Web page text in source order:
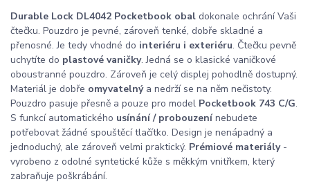
Durable Lock DL4042 Pocketbook obal dokonale ochrání Vaši
čtečku. Pouzdro je pevné, zároveň tenké, dobře skladné a
přenosné. Je tedy vhodné do interiéru i exteriéru. Čtečku pevně
uchytíte do plastové vaničky. Jedná se o klasické vaničkové
oboustranné pouzdro. Zároveň je celý displej pohodlně dostupný.
Materiál je dobře omyvatelný a nedrží se na něm nečistoty.
Pouzdro pasuje přesně a pouze pro model Pocketbook 743 C/G.
S funkcí automatického usínání / probouzenínebudete
potřebovat žádné spouštěcí tlačítko. Design je nenápadný a
jednoduchý, ale zároveň velmi praktický. Prémiové materiály-
vyrobeno z odolné syntetické kůže s měkkým vnitřkem, který
zabraňuje poškrábání.